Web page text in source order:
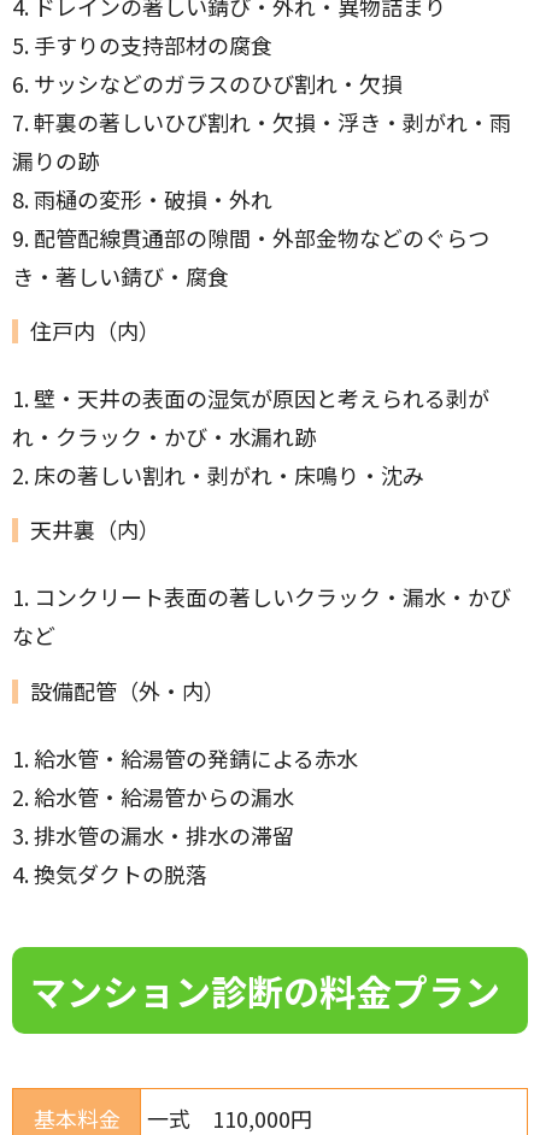
4. ドレインの著しい錆び・外れ・異物詰まり
5. 手すりの支持部材の腐食
6. サッシなどのガラスのひび割れ・欠損
7. 軒裏の著しいひび割れ・欠損・浮き・剥がれ・雨
漏りの跡
8. 雨樋の変形・破損・外れ
9. 配管配線貫通部の隙間・外部金物などのぐらつ
き・著しい錆び・腐食
住戸内（内）
1. 壁・天井の表面の湿気が原因と考えられる剥が
れ・クラック・かび・水漏れ跡
2. 床の著しい割れ・剥がれ・床鳴り・沈み
天井裏（内）
1. コンクリート表面の著しいクラック・漏水・かび
など
設備配管（外・内）
1. 給水管・給湯管の発錆による赤水
2. 給水管・給湯管からの漏水
3. 排水管の漏水・排水の滞留
4. 換気ダクトの脱落
マンション診断の料金プラン
基本料金 一式 110,000円